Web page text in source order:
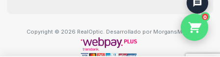
Copyright © 2026 RealOptic. Desarrollado por MorgansMedia
0